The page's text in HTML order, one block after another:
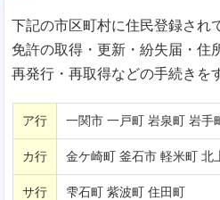
下記の市区町村に住民登録され
免許の取得・更新・紛失届・住
再発行・再取得などの手続きを
ア行 一関市 一戸町 岩泉町 岩手
カ行 金ケ崎町 釜石市 軽米町 北
サ行 雫石町 紫波町 住田町